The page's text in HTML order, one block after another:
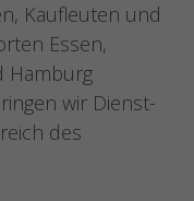
Kaufleuten und
Essen,
Hamburg
wir Dienst-
des